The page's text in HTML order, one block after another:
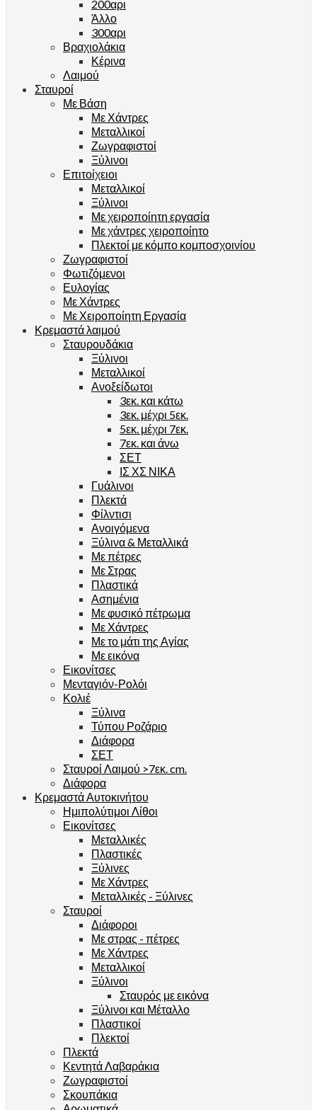
200αρι
Άλλο
300αρι
Βραχιολάκια
Κέρινα
Λαιμού
Σταυροί
Με Βάση
Με Χάντρες
Μεταλλικοί
Ζωγραφιστοί
Ξύλινοι
Επιτοίχειοι
Μεταλλικοί
Ξύλινοι
Με χειροποίητη εργασία
Με χάντρες χειροποίητο
Πλεκτοί με κόμπο κομποσχοινίου
Ζωγραφιστοί
Φωτιζόμενοι
Ευλογίας
Με Χάντρες
Με Χειροποίητη Εργασία
Κρεμαστά λαιμού
Σταυρουδάκια
Ξύλινοι
Μεταλλικοί
Ανοξείδωτοι
3εκ. και κάτω
3εκ. μέχρι 5εκ.
5εκ. μέχρι 7εκ.
7εκ. και άνω
ΣΕΤ
ΙΣ ΧΣ ΝΙΚΑ
Γυάλινοι
Πλεκτά
Φίλντισι
Ανοιγόμενα
Ξύλινα & Μεταλλικά
Με πέτρες
Με Στρας
Πλαστικά
Ασημένια
Με φυσικό πέτρωμα
Με Χάντρες
Με το μάτι της Αγίας
Με εικόνα
Εικονίτσες
Μενταγιόν-Ρολόι
Κολιέ
Ξύλινα
Τύπου Ροζάριο
Διάφορα
ΣΕΤ
Σταυροί Λαιμού >7εκ. cm.
Διάφορα
Κρεμαστά Αυτοκινήτου
Ημιπολύτιμοι Λίθοι
Εικονίτσες
Μεταλλικές
Πλαστικές
Ξύλινες
Με Χάντρες
Μεταλλικές - Ξύλινες
Σταυροί
Διάφοροι
Με στρας - πέτρες
Με Χάντρες
Μεταλλικοί
Ξύλινοι
Σταυρός με εικόνα
Ξύλινοι και Μέταλλο
Πλαστικοί
Πλεκτοί
Πλεκτά
Κεντητά Λαβαράκια
Ζωγραφιστοί
Σκουπάκια